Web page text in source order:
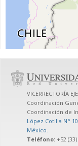
VICERRECTORÍA
Coordinación
Coordinación de
López Cotilla N°
México.
Teléfono: +52